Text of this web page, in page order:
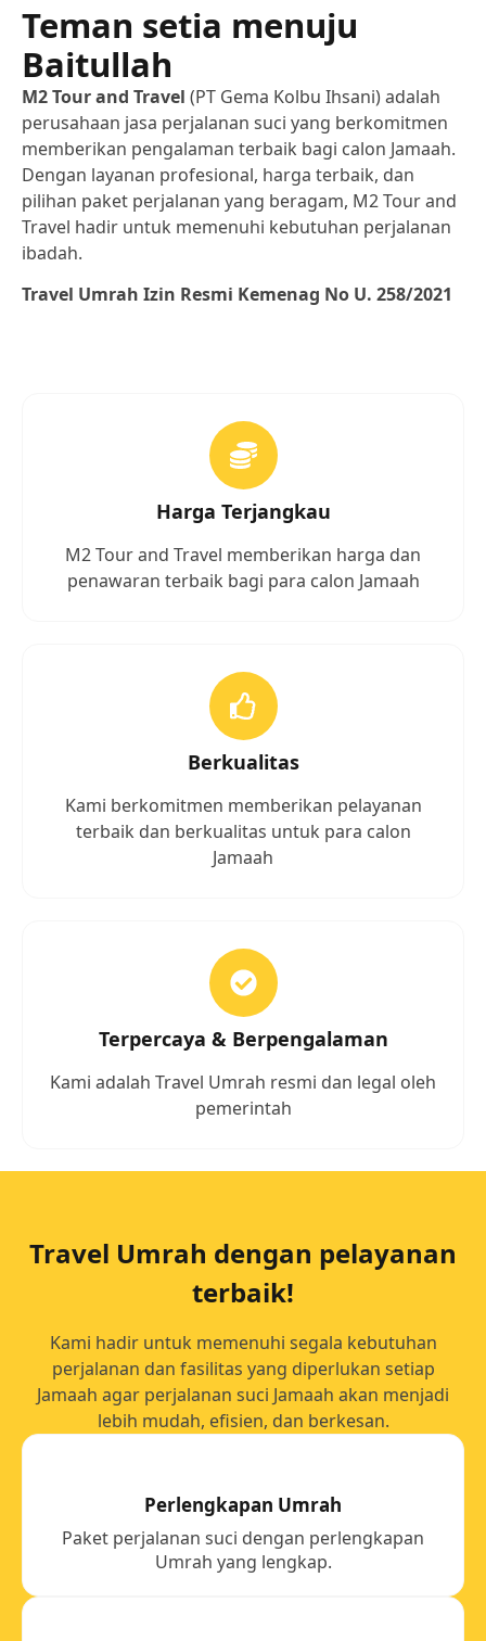
Teman setia menuju
Baitullah
M2 Tour and Travel (PT Gema Kolbu Ihsani) adalah
perusahaan jasa perjalanan suci yang berkomitmen
memberikan pengalaman terbaik bagi calon Jamaah.
Dengan layanan profesional, harga terbaik, dan
pilihan paket perjalanan yang beragam, M2 Tour and
Travel hadir untuk memenuhi kebutuhan perjalanan
ibadah.
Travel Umrah Izin Resmi Kemenag No U. 258/2021
Harga Terjangkau
M2 Tour and Travel memberikan harga dan
penawaran terbaik bagi para calon Jamaah
Berkualitas
Kami berkomitmen memberikan pelayanan
terbaik dan berkualitas untuk para calon
Jamaah
Terpercaya & Berpengalaman
Kami adalah Travel Umrah resmi dan legal oleh
pemerintah
Travel Umrah dengan pelayanan
terbaik!
Kami hadir untuk memenuhi segala kebutuhan
perjalanan dan fasilitas yang diperlukan setiap
Jamaah agar perjalanan suci Jamaah akan menjadi
lebih mudah, efisien, dan berkesan.
Perlengkapan Umrah
Paket perjalanan suci dengan perlengkapan
Umrah yang lengkap.